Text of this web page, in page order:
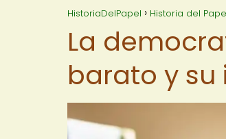
HistoriaDelPapel Historia del
La
barato y